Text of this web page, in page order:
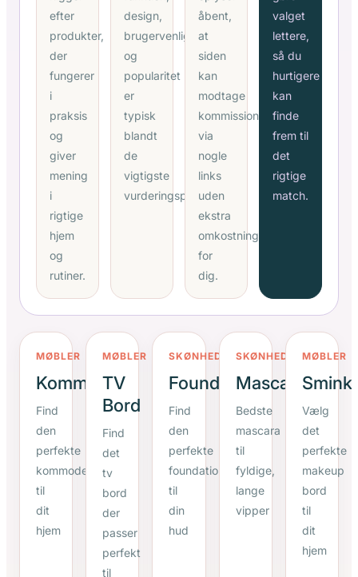
efter
produkter,
der
fungerer
i
praksis
og
giver
mening
i
rigtige
hjem
og
rutiner.
design,
brugervenlighed
og
popularitet
er
typisk
blandt
de
vigtigste
vurderingspunkter.
åbent,
at
siden
kan
modtage
kommission
via
nogle
links
uden
ekstra
omkostning
for
dig.
valget
lettere,
så du
hurtigere
kan
finde
frem til
det
rigtige
match.
MØBLER
Kommode
Find
den
perfekte
kommode
til
dit
hjem
MØBLER
TV
Bord
Find
det
tv
bord
der
passer
perfekt
til
SKØNHED
Foundation
Find
den
perfekte
foundation
til
din
hud
SKØNHED
Mascara
Bedste
mascara
til
fyldige,
lange
vipper
MØBLER
Vælg
det
perfekte
makeup
bord
til
dit
hjem